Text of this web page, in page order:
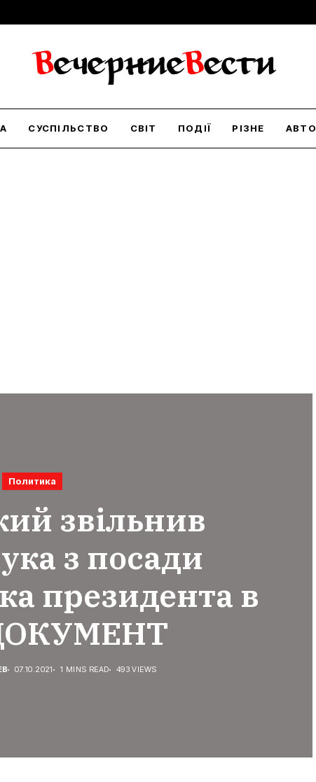
СУСПІЛЬСТВО СВІТ ПОДІЇ РІЗНЕ АВТО
Политика
звільнив
з посади
президента в
07.10.2021 1 MINS READ 493 VIEWS